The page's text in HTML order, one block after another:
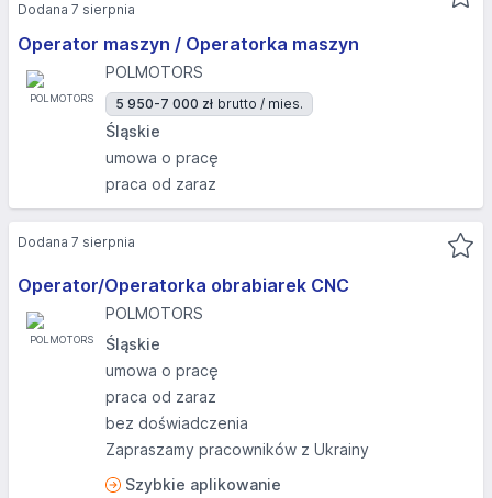
Operator maszyn / Operatorka maszyn
POLMOTORS
5 950-7 000 zł brutto / mies.
Śląskie
umowa o pracę
praca od zaraz
Dodana 7 sierpnia
Operator/Operatorka obrabiarek CNC
POLMOTORS
Śląskie
umowa o pracę
praca od zaraz
bez doświadczenia
Zapraszamy pracowników z Ukrainy
Szybkie aplikowanie
Dodana 7 sierpnia